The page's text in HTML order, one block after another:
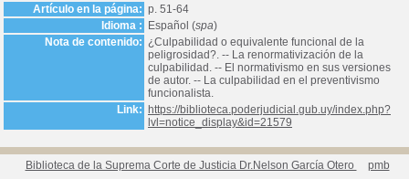
Artículo en la página: p. 51-64
Idioma :
Español (spa)
Nota de contenido: ¿Culpabilidad o equivalente funcional de la
peligrosidad?. -- La renormativización de la
culpabilidad. -- El normativismo en sus versiones
de autor. -- La culpabilidad en el preventivismo
funcionalista.
Link:
https://biblioteca.poderjudicial.gub.uy/index.php?
lvl=notice_display&id=21579
Biblioteca de la Suprema Corte de Justicia Dr.Nelson García Otero pmb